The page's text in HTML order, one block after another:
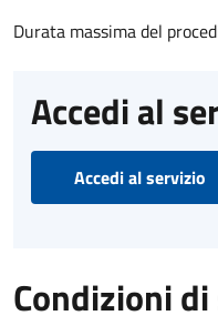
Durata massima del
Accedi al
Accedi al servizio
Condizioni